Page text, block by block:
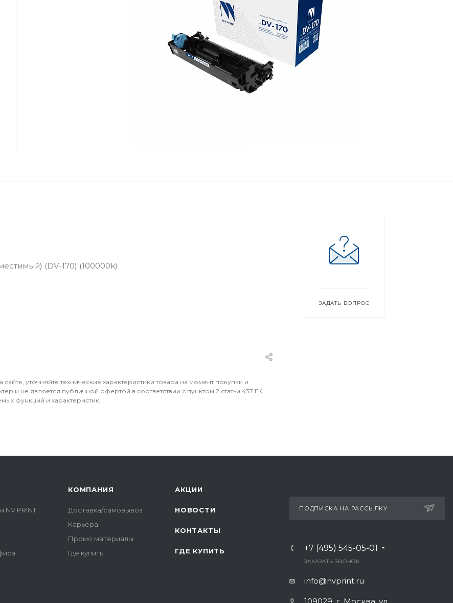
ЗАДАТЬ ВОПРОС
(DV-170) (100000k)
уточняйте технические характеристики товара на момент покупки и
и не является публичной офертой в соответствии с пунктом 2 статьи 437 ГК
функций и характеристик.
PRINT
КОМПАНИЯ
Доставка/самовывоз
Карьера
Промо материалы
Где купить
АКЦИИ
НОВОСТИ
КОНТАКТЫ
ГДЕ КУПИТЬ
ПОДПИСКА НА РАССЫЛКУ
+7 (495) 545-05-01
ЗАКАЗАТЬ ЗВОНОК
info@nvprint.ru